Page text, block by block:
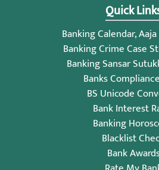
Quick
Banking Calendar,
Banking Crime Case
Banking Sansar
Banks
BS Unicode
Bank Interest
Banking
Blacklist
Bank